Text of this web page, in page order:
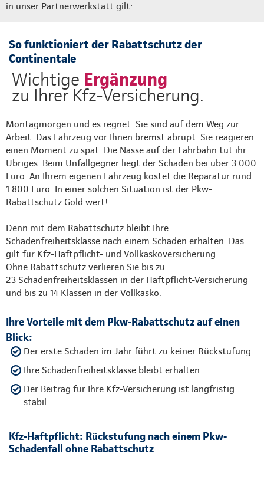
in unser Partnerwerkstatt gilt:
So funktioniert der Rabattschutz der
Continentale
Wichtige Ergänzung
zu Ihrer Kfz-Versicherung.
Montagmorgen und es regnet. Sie sind auf dem Weg zur
Arbeit. Das Fahrzeug vor Ihnen bremst abrupt. Sie reagieren
einen Moment zu spät. Die Nässe auf der Fahrbahn tut ihr
Übriges. Beim Unfallgegner liegt der Schaden bei über 3.000
Euro. An Ihrem eigenen Fahrzeug kostet die Reparatur rund
1.800 Euro. In einer solchen Situation ist der Pkw-
Rabattschutz Gold wert!
Denn mit dem Rabattschutz bleibt Ihre
Schadenfreiheitsklasse nach einem Schaden erhalten. Das
gilt für Kfz-Haftpflicht- und Vollkaskoversicherung.
Ohne Rabattschutz verlieren Sie bis zu
23 Schadenfreiheitsklassen in der Haftpflicht-Versicherung
und bis zu 14 Klassen in der Vollkasko.
Ihre Vorteile mit dem Pkw-Rabattschutz auf einen
Blick:
Der erste Schaden im Jahr führt zu keiner Rückstufung.
Ihre Schadenfreiheitsklasse bleibt erhalten.
Der Beitrag für Ihre Kfz-Versicherung ist langfristig
stabil.
Kfz-Haftpflicht: Rückstufung nach einem Pkw-
Schadenfall ohne Rabattschutz